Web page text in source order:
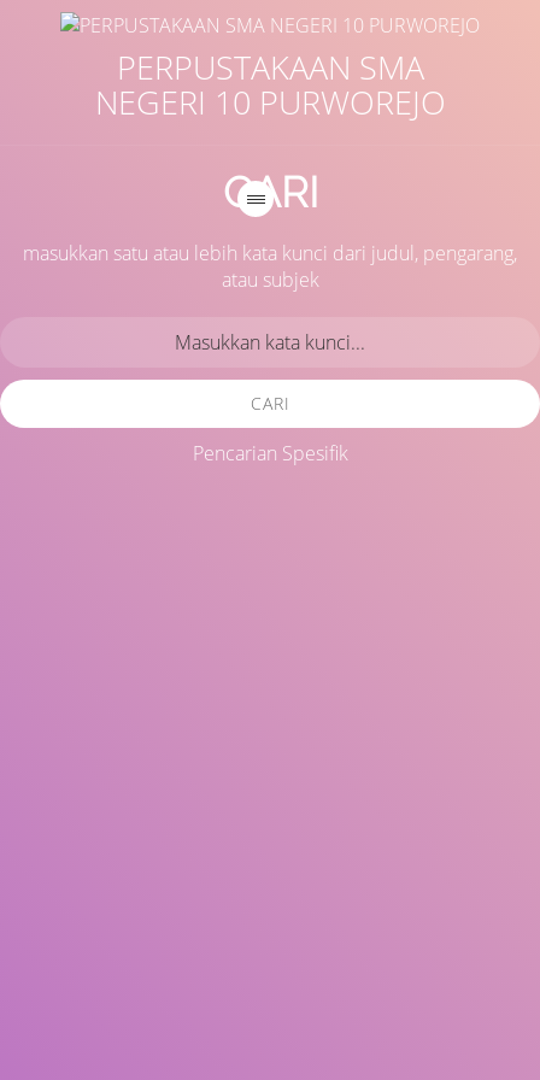
PERPUSTAKAAN SMA
NEGERI 10 PURWOREJO
CARI
masukkan satu atau lebih kata kunci dari judul, pengarang,
atau subjek
CARI
Pencarian Spesifik